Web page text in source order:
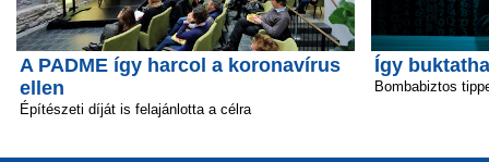
A PADME így harcol a koronavírus
ellen
Építészeti díját is felajánlotta a célra
Így
Bombabiztos